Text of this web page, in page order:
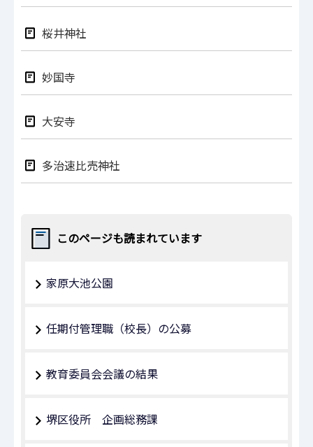
桜井神社
妙国寺
大安寺
多治速比売神社
このページも読まれています
家原大池公園
任期付管理職（校長）の公募
教育委員会会議の結果
堺区役所 企画総務課